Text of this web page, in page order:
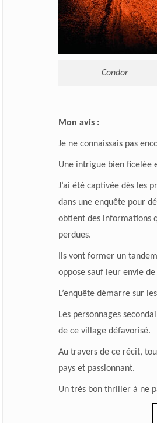
Condor
Mon avis :
Je ne connaissais pas
Une intrigue bien ficelée
J’ai été captivée dès les
dans une enquête pour
obtient des informations
perdues.
Ils vont former un
oppose sauf leur envie
L’enquête démarre sur
Les personnages
de ce village défavorisé.
Au travers de ce récit,
pays et passionnant.
Un très bon thriller à ne